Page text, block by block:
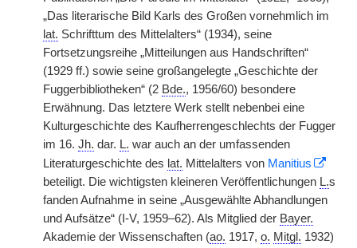
„Das literarische Bild Karls des Großen vornehmlich im
lat. Schrifttum des Mittelalters“ (1934), seine
Fortsetzungsreihe „Mitteilungen aus Handschriften“
(1929 ff.) sowie seine großangelegte „Geschichte der
Fuggerbibliotheken“ (2 Bde., 1956/60) besondere
Erwähnung. Das letztere Werk stellt nebenbei eine
Kulturgeschichte des Kaufherrengeschlechts der Fugger
im 16. Jh. dar. L. war auch an der umfassenden
Literaturgeschichte des lat. Mittelalters von Manitius
beteiligt. Die wichtigsten kleineren Veröffentlichungen L.s
fanden Aufnahme in seine „Ausgewählte Abhandlungen
und Aufsätze“ (I-V, 1959–62). Als Mitglied der Bayer.
Akademie der Wissenschaften (ao. 1917, o. Mitgl. 1932)